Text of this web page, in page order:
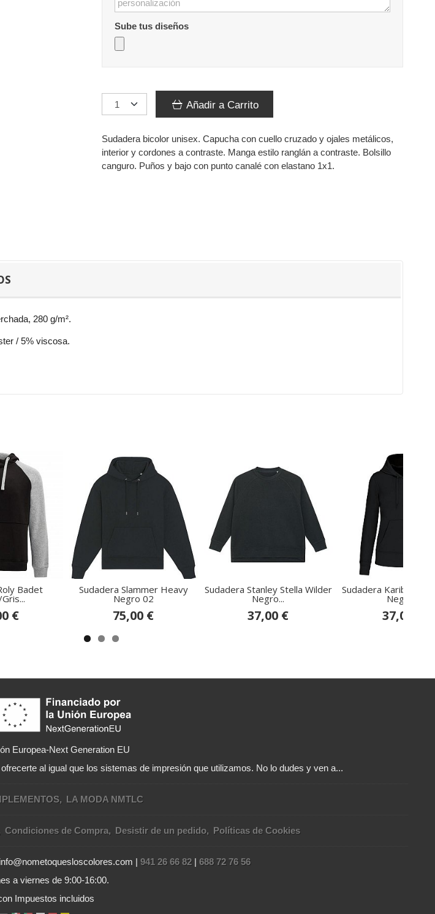
Sube tus diseños
Añadir a Carrito
Sudadera bicolor unisex. Capucha con cuello cruzado y ojales metálicos,
interior y cordones a contraste. Manga estilo ranglán a contraste. Bolsillo
canguro. Puños y bajo con punto canalé con elastano 1x1.
280 g/m².
/ 5% viscosa.
Badet
€
Sudadera Slammer Heavy
Negro 02
75,00 €
Sudadera Stanley Stella Wilder
Negro...
37,00 €
Sudadera Kariban
Negro...
37,00 €
Europea-Next Generation EU
al igual que los sistemas de impresión que utilizamos. No lo dudes y ven a...
LA MODA NMTLC
Condiciones de Compra Desistir de un pedido Políticas de Cookies
|941 26 66 82 |688 72 76 56
a viernes de 9:00-16:00.
Impuestos incluidos